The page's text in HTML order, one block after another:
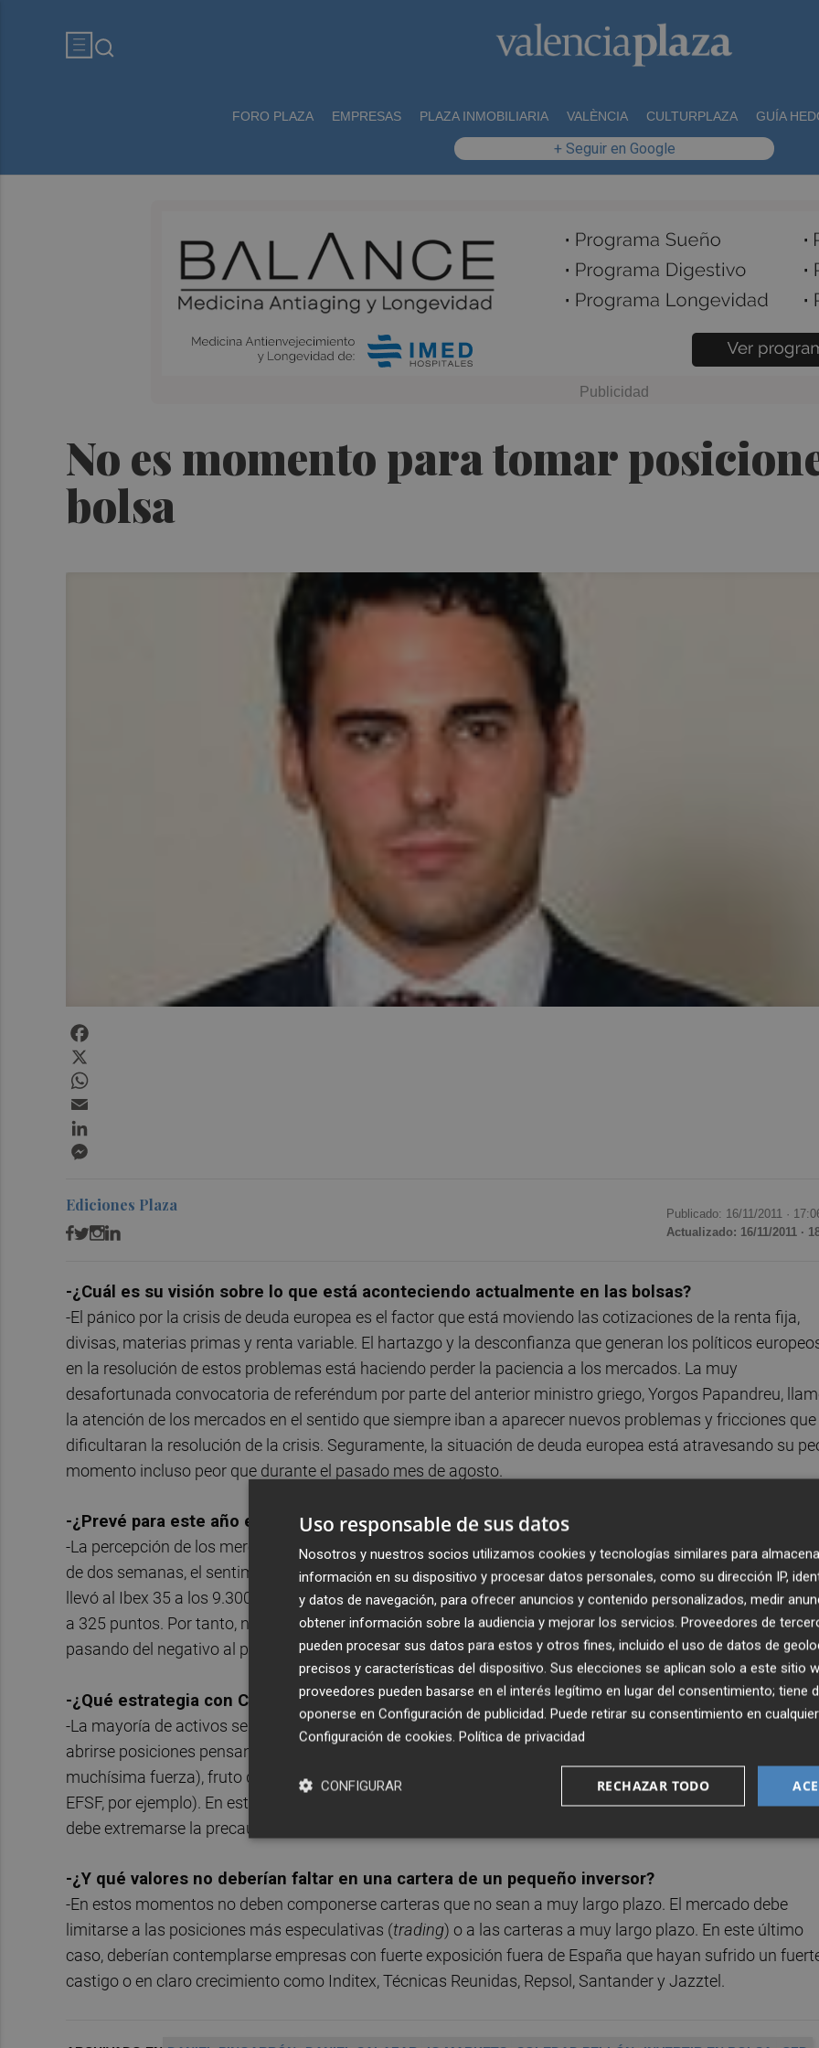
FORO PLAZA EMPRESAS PLAZA INMOBILIARIA VALÈNCIA CULTURPLAZA GUÍA
+ Seguir en Google
No es momento para tomar
bolsa
Ediciones Plaza Publicado: 16/11/2011 ·
Actualizado: 16/11/2011 ·
-¿Cuál es su visión sobre lo que está aconteciendo actualmente en las bolsas?
-El pánico por la crisis de deuda europea es el factor que está moviendo las cotizaciones de la renta fija,
divisas, materias primas y renta variable. El hartazgo y la desconfianza que generan los políticos
en la resolución de estos problemas está haciendo perder la paciencia a los mercados. La muy
desafortunada convocatoria de referéndum por parte del anterior ministro griego, Yorgos Papandreu,
la atención de los mercados en el sentido que siempre iban a aparecer nuevos problemas y fricciones que
dificultaran la resolución de la crisis. Seguramente, la situación de deuda europea está atravesando su
momento incluso peor que durante el pasado mes de agosto.
-¿Prevé para este año el típico rally de fin de año o habrá que olvidarse?
-La percepción de los mercados es muy cambiante y la volatilidad se ha apoderado de ellos. Hace poco
de dos semanas, el sentimiento de euforia tras los acuerdos de los líderes europeos el pasado 26 de
llevó al Ibex 35 a los 9.300 puntos, al euro a niveles de 1,41 unidades/dólar y al diferencial de deuda
a 325 puntos. Por tanto, no es descartable un nuevo cambio en la percepción de las bolsas, esta vez
pasando del negativo al positivo, que sin duda podría patrocinar un rally en las últimas semanas del año.
-¿Qué estrategia con CFDs recomendaría en estos momentos?
-La mayoría de activos se encuentra en tendencia: acciones, divisas, materias primas y bonos. Podrían
abrirse posiciones pensando en un posible cambio de tendencia (en cuyo caso, la nueva tendencia tendría
muchísima fuerza), fruto de una vuelta al optimismo tras algún tipo de novedad política (culminación del
EFSF, por ejemplo). En este caso, el euro y los valores bancarios podrían ser los más beneficiados. Con
debe extremarse la precaución y acompañar las posiciones abiertas con '
-¿Y qué valores no deberían faltar en una cartera de un pequeño inversor?
-En estos momentos no deben componerse carteras que no sean a muy largo plazo. El mercado debe
limitarse a las posiciones más especulativas (trading) o a las carteras a muy largo plazo. En este último
caso, deberían contemplarse empresas con fuerte exposición fuera de España que hayan sufrido un
castigo o en claro crecimiento como Inditex, Técnicas Reunidas, Repsol, Santander y Jazztel.
Uso responsable de sus datos
Nosotros y nuestros socios utilizamos cookies y tecnologías similares para
información en su dispositivo y procesar datos personales, como su dirección IP,
y datos de navegación, para ofrecer anuncios y contenido personalizados, medir
obtener información sobre la audiencia y mejorar los servicios. Proveedores de
pueden procesar sus datos para estos y otros fines, incluido el uso de datos de
precisos y características del dispositivo. Sus elecciones se aplican solo a este sitio
proveedores pueden basarse en el interés legítimo en lugar del consentimiento; tiene
oponerse en Configuración de publicidad. Puede retirar su consentimiento en
Configuración de cookies. Política de privacidad
RECHAZAR TODO
CONFIGURAR